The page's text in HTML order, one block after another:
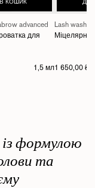
КОШИК
advanced
для
1,5 мл
Lash wash
Міцелярна
1 650,00 ₴
із формулою
та